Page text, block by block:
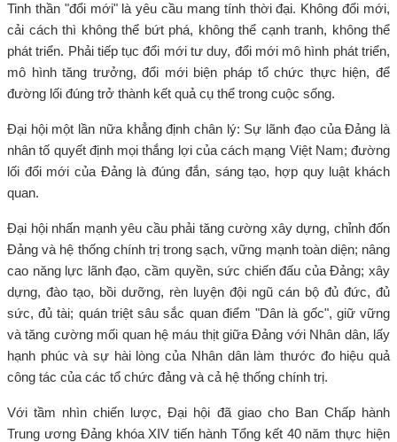
Tinh thần "đổi mới" là yêu cầu mang tính thời đại. Không đổi mới,
cải cách thì không thể bứt phá, không thể cạnh tranh, không thể
phát triển. Phải tiếp tục đổi mới tư duy, đổi mới mô hình phát triển,
mô hình tăng trưởng, đổi mới biện pháp tổ chức thực hiện, để
đường lối đúng trở thành kết quả cụ thể trong cuộc sống.
Đại hội một lần nữa khẳng định chân lý: Sự lãnh đạo của Đảng là
nhân tố quyết định mọi thắng lợi của cách mạng Việt Nam; đường
lối đổi mới của Đảng là đúng đắn, sáng tạo, hợp quy luật khách
quan.
Đại hội nhấn mạnh yêu cầu phải tăng cường xây dựng, chỉnh đốn
Đảng và hệ thống chính trị trong sạch, vững mạnh toàn diện; nâng
cao năng lực lãnh đạo, cầm quyền, sức chiến đấu của Đảng; xây
dựng, đào tạo, bồi dưỡng, rèn luyện đội ngũ cán bộ đủ đức, đủ
sức, đủ tài; quán triệt sâu sắc quan điểm "Dân là gốc", giữ vững
và tăng cường mối quan hệ máu thịt giữa Đảng với Nhân dân, lấy
hạnh phúc và sự hài lòng của Nhân dân làm thước đo hiệu quả
công tác của các tổ chức đảng và cả hệ thống chính trị.
Với tầm nhìn chiến lược, Đại hội đã giao cho Ban Chấp hành
Trung ương Đảng khóa XIV tiến hành Tổng kết 40 năm thực hiện